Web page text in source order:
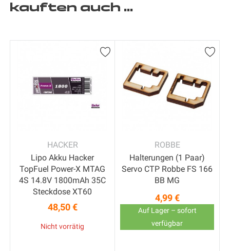
kauften auch ...
HACKER
Lipo Akku Hacker
TopFuel Power-X MTAG
4S 14.8V 1800mAh 35C
Steckdose XT60
Preis
48,50 €
Nicht vorrätig
ROBBE
Halterungen (1 Paar)
Servo CTP Robbe FS 166
BB MG
Preis
4,99 €
Auf Lager – sofort
verfügbar